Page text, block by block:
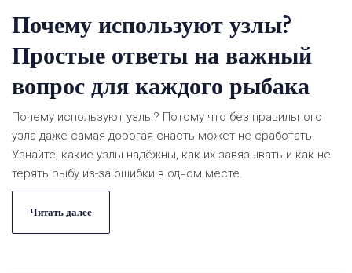
Почему используют узлы?
Простые ответы на важный
вопрос для каждого рыбака
Почему используют узлы? Потому что без правильного
узла даже самая дорогая снасть может не сработать.
Узнайте, какие узлы надёжны, как их завязывать и как не
терять рыбу из-за ошибки в одном месте.
Читать далее